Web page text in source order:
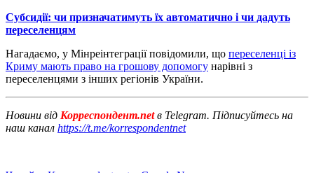
Субсидії: чи призначатимуть їх автоматично і чи дадуть
переселенцям
Нагадаємо, у Мінреінтеграції повідомили, що переселенці із
Криму мають право на грошову допомогу нарівні з
переселенцями з інших регіонів України.
Новини від Корреспондент.netв Telegram. Підписуйтесь на
наш канал https://t.me/korrespondentnet